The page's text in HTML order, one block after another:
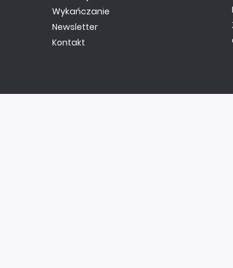
Wykańczanie
Newsletter
Kontakt